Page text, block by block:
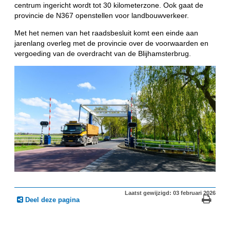
centrum ingericht wordt tot 30 kilometerzone. Ook gaat de
provincie de N367 openstellen voor landbouwverkeer.
Met het nemen van het raadsbesluit komt een einde aan
jarenlang overleg met de provincie over de voorwaarden en
vergoeding van de overdracht van de Blijhamsterbrug.
Deel deze pagina
Laatst gewijzigd: 03 februari 2026